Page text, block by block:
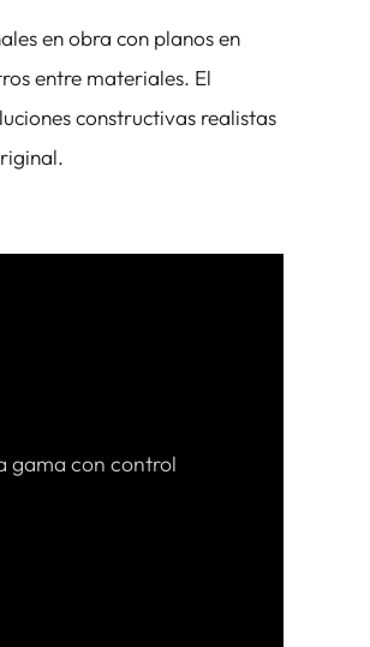
en obra con planos en
entre materiales. El
constructivas realistas
gama con control